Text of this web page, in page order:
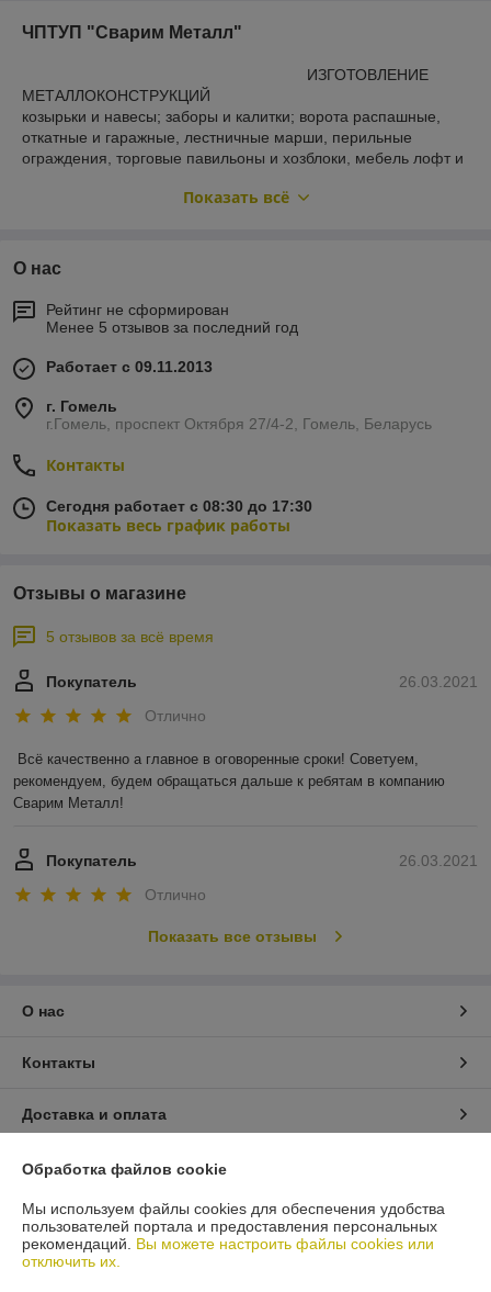
ЧПТУП "Сварим Металл"
ИЗГОТОВЛЕНИЕ
МЕТАЛЛОКОНСТРУКЦИЙ
козырьки и навесы; заборы и калитки; ворота распашные,
откатные и гаражные, лестничные марши, перильные
ограждения, торговые павильоны и хозблоки, мебель лофт и
ЧПТУП "Сварим Металл"
+375 44 542-00-92 А1
Сайт:
Показать всё
О нас
Рейтинг не сформирован
Менее 5 отзывов за последний год
Работает с 09.11.2013
г. Гомель
г.Гомель, проспект Октября 27/4-2, Гомель, Беларусь
Контакты
Сегодня работает с 08:30 до 17:30
Показать весь график работы
Отзывы о магазине
5 отзывов за всё время
26.03.2021
Покупатель
Отлично
Всё качественно а главное в оговоренные сроки! Советуем,
рекомендуем, будем обращаться дальше к ребятам в компанию
Сварим Металл!
26.03.2021
Покупатель
Отлично
Показать все отзывы
О нас
Контакты
Доставка и оплата
График работы
Полная версия сайта
Политика обработки cookies
Обработка файлов cookie
Мы используем файлы cookies для обеспечения удобства
пользователей портала и предоставления персональных
рекомендаций. Вы можете настроить файлы cookies или
отключить их.